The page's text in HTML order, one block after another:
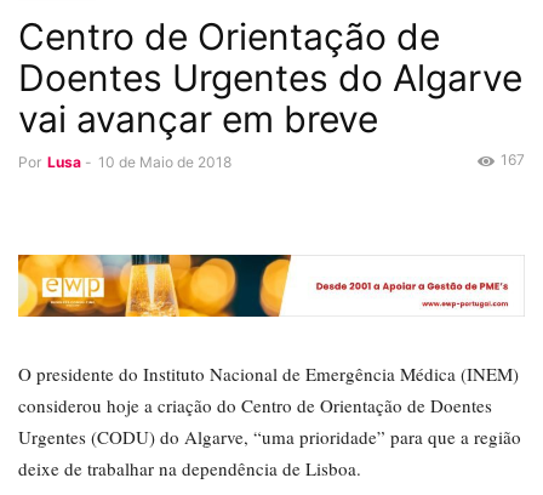
Centro de Orientação de
Doentes Urgentes do Algarve
vai avançar em breve
Por Lusa - 10 de Maio de 2018 167
O presidente do Instituto Nacional de Emergência Médica (INEM)
considerou hoje a criação do Centro de Orientação de Doentes
Urgentes (CODU) do Algarve, “uma prioridade” para que a região
deixe de trabalhar na dependência de Lisboa.